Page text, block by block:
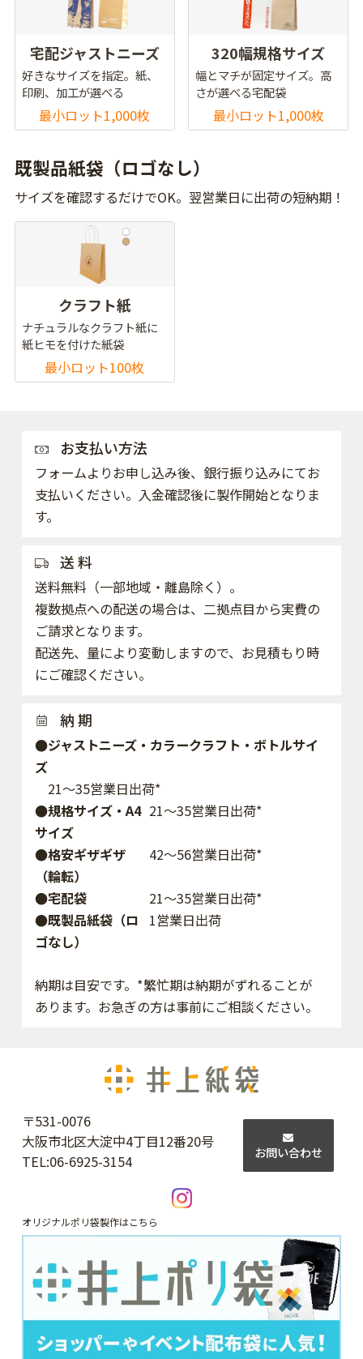
宅配ジャストニーズ
好きなサイズを指定。紙、
印刷、加工が選べる
最小ロット1,000枚
320幅規格サイズ
幅とマチが固定サイズ。高
さが選べる宅配袋
最小ロット1,000枚
既製品紙袋（ロゴなし）
サイズを確認するだけでOK。翌営業日に出荷の短納期！
クラフト紙
ナチュラルなクラフト紙に
紙ヒモを付けた紙袋
最小ロット100枚
お支払い方法
フォームよりお申し込み後、銀行振り込みにてお
支払いください。入金確認後に製作開始となりま
す。
送 料
送料無料（一部地域・離島除く）。
複数拠点への配送の場合は、二拠点目から実費の
ご請求となります。
配送先、量により変動しますので、お見積もり時
にご確認ください。
納 期
●ジャストニーズ・カラークラフト・ボトルサイ
ズ
21～35営業日出荷*
●規格サイズ・A4
サイズ
21～35営業日出荷*
●格安ギザギザ
（輪転）
42〜56営業日出荷*
●宅配袋
21～35営業日出荷*
●既製品紙袋（ロ
ゴなし）
1営業日出荷
納期は目安です。*繁忙期は納期がずれることが
あります。お急ぎの方は事前にご相談ください。
〒531-0076
大阪市北区大淀中4丁目12番20号
TEL:06-6925-3154
お問い合わせ
オリジナルポリ袋製作はこちら